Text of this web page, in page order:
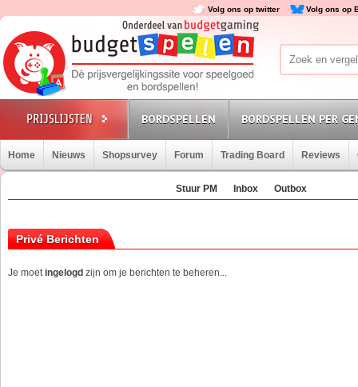
Volg ons op twitter Volg ons op
BORDSPELLEN BORDSPELLEN PER
Home Nieuws Shopsurvey Forum Trading Board Reviews
Stuur PM Inbox Outbox
Privé Berichten
Je moetingelogd zijn om je berichten te beheren...